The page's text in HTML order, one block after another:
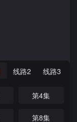
线路2 线路3
第4集
第8集